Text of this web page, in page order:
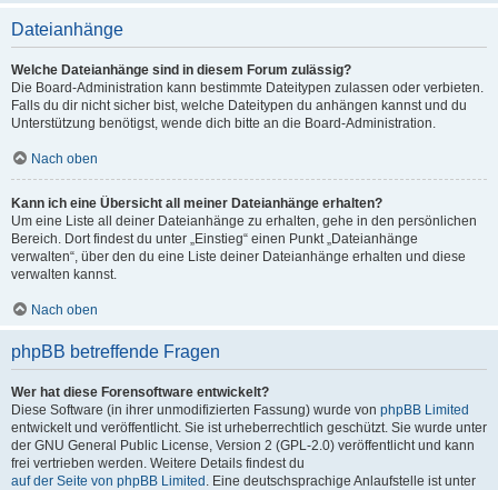
Dateianhänge
Welche Dateianhänge sind in diesem Forum zulässig?
Die Board-Administration kann bestimmte Dateitypen zulassen oder verbieten.
Falls du dir nicht sicher bist, welche Dateitypen du anhängen kannst und du
Unterstützung benötigst, wende dich bitte an die Board-Administration.
Nach oben
Kann ich eine Übersicht all meiner Dateianhänge erhalten?
Um eine Liste all deiner Dateianhänge zu erhalten, gehe in den persönlichen
Bereich. Dort findest du unter „Einstieg“ einen Punkt „Dateianhänge
verwalten“, über den du eine Liste deiner Dateianhänge erhalten und diese
verwalten kannst.
Nach oben
phpBB betreffende Fragen
Wer hat diese Forensoftware entwickelt?
Diese Software (in ihrer unmodifizierten Fassung) wurde von phpBB Limited
entwickelt und veröffentlicht. Sie ist urheberrechtlich geschützt. Sie wurde unter
der GNU General Public License, Version 2 (GPL-2.0) veröffentlicht und kann
frei vertrieben werden. Weitere Details findest du
auf der Seite von phpBB Limited . Eine deutschsprachige Anlaufstelle ist unter